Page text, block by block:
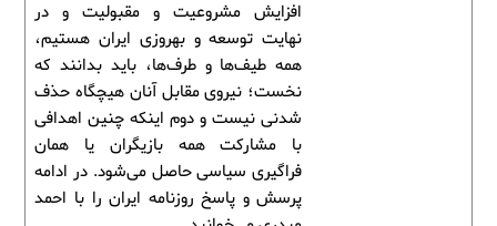
افزایش مشروعیت و مقبولیت و در
نهایت توسعه و بهروزی ایران هستیم،
همه طیف‌ها و طرف‌ها، باید بدانند که
نخست؛ نیروی مقابل آنان هیچگاه حذف
شدنی نیست و دوم اینکه چنین اهدافی
با مشارکت همه بازیگران یا همان
فراگیری سیاسی حاصل می‌شود. در ادامه
پرسش و پاسخ روزنامه ایران را با احمد